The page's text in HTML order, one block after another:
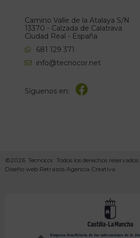
Camino Valle de la Atalaya S/N
13370 - Calzada de Calatrava
Ciudad Real - España
681 129 371
info@tecnocor.net
Síguenos en:
©2026 Tecnocor. Todos los derechos reservados.
Diseño web Retrazos Agencia Creativa